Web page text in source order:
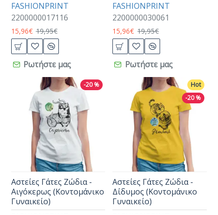
FASHIONPRINT
2200000017116
15,96€ 19,95€
Ρωτήστε μας
FASHIONPRINT
2200000030061
15,96€ 19,95€
Ρωτήστε μας
-20 %
Αστείες Γάτες Ζώδια -
Αιγόκερως (Κοντομάνικο
Γυναικείο)
Hot
-20 %
Αστείες Γάτες Ζώδια -
Δίδυμος (Κοντομάνικο
Γυναικείο)